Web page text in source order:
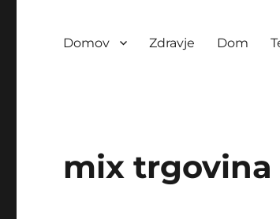
Domov Zdravje Dom
mix trgovina